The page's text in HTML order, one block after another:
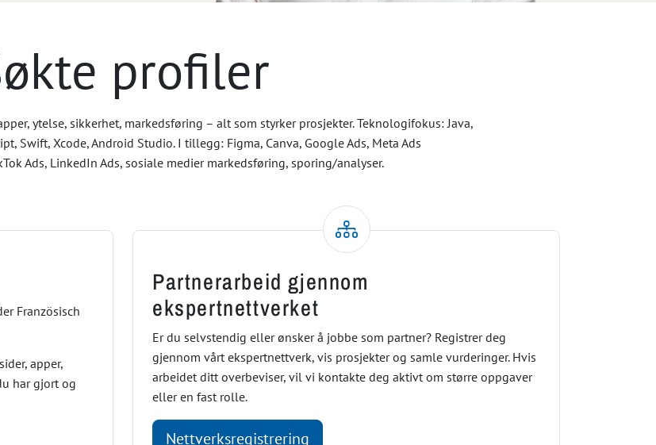
profiler
ytelse, sikkerhet, markedsføring – alt som styrker prosjekter. Teknologifokus: Java,
Swift, Xcode, Android Studio. I tillegg: Figma, Canva, Google Ads, Meta Ads
Ads, LinkedIn Ads, sosiale medier markedsføring, sporing/analyser.
Französisch
apper,
har gjort og
Partnerarbeid gjennom
ekspertnettverket
Er du selvstendig eller ønsker å jobbe som partner? Registrer deg
gjennom vårt ekspertnettverk, vis prosjekter og samle vurderinger. Hvis
arbeidet ditt overbeviser, vil vi kontakte deg aktivt om større oppgaver
eller en fast rolle.
Nettverksregistrering